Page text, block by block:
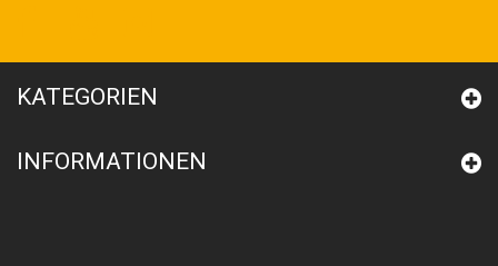
KATEGORIEN
INFORMATIONEN